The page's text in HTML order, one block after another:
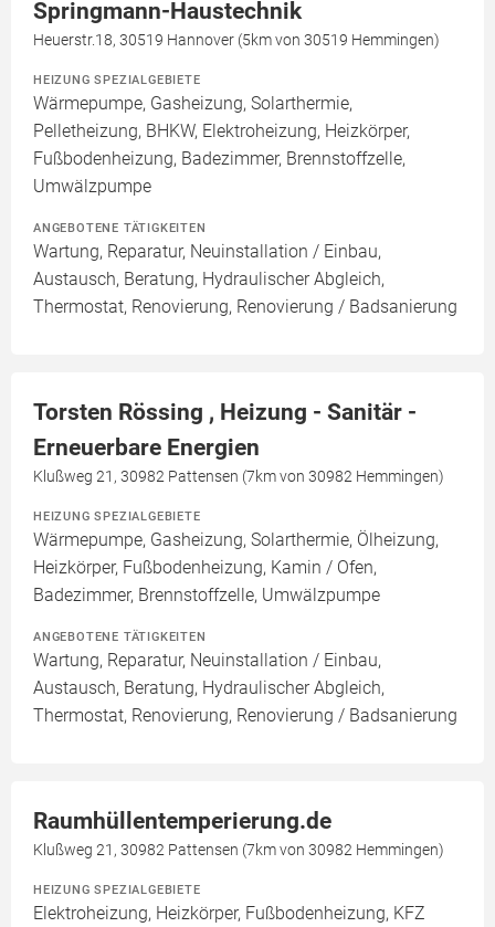
Springmann-Haustechnik
Heuerstr.18, 30519 Hannover (5km von 30519 Hemmingen)
HEIZUNG SPEZIALGEBIETE
Wärmepumpe, Gasheizung, Solarthermie,
Pelletheizung, BHKW, Elektroheizung, Heizkörper,
Fußbodenheizung, Badezimmer, Brennstoffzelle,
Umwälzpumpe
ANGEBOTENE TÄTIGKEITEN
Wartung, Reparatur, Neuinstallation / Einbau,
Austausch, Beratung, Hydraulischer Abgleich,
Thermostat, Renovierung, Renovierung / Badsanierung
Torsten Rössing , Heizung - Sanitär -
Erneuerbare Energien
Klußweg 21, 30982 Pattensen (7km von 30982 Hemmingen)
HEIZUNG SPEZIALGEBIETE
Wärmepumpe, Gasheizung, Solarthermie, Ölheizung,
Heizkörper, Fußbodenheizung, Kamin / Ofen,
Badezimmer, Brennstoffzelle, Umwälzpumpe
ANGEBOTENE TÄTIGKEITEN
Wartung, Reparatur, Neuinstallation / Einbau,
Austausch, Beratung, Hydraulischer Abgleich,
Thermostat, Renovierung, Renovierung / Badsanierung
Raumhüllentemperierung.de
Klußweg 21, 30982 Pattensen (7km von 30982 Hemmingen)
HEIZUNG SPEZIALGEBIETE
Elektroheizung, Heizkörper, Fußbodenheizung, KFZ